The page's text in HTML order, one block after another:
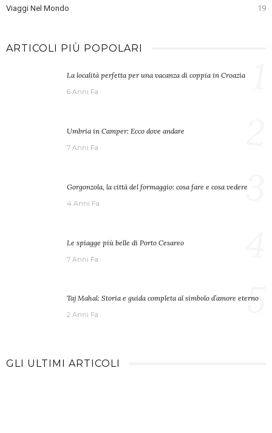
Viaggi Nel Mondo 19
ARTICOLI PIÙ POPOLARI
La località perfetta per una vacanza di coppia in Croazia
6 Anni Fa
Umbria in Camper: Ecco dove andare
7 Anni Fa
Gorgonzola, la città del formaggio: cosa fare e cosa vedere
4 Anni Fa 3
Le spiagge più belle di Porto Cesareo
7 Anni Fa
Taj Mahal: Storia e guida completa al simbolo d’amore eterno
2 Anni Fa 5
GLI ULTIMI ARTICOLI